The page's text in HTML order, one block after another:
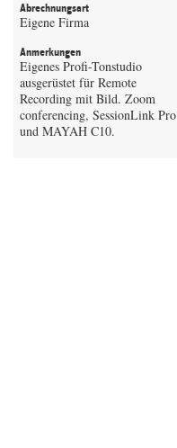
Abrechnungsart
Eigene Firma
Anmerkungen
Eigenes Profi-Tonstudio
ausgerüstet für Remote
Recording mit Bild. Zoom
conferencing, SessionLink Pro
und MAYAH C10.